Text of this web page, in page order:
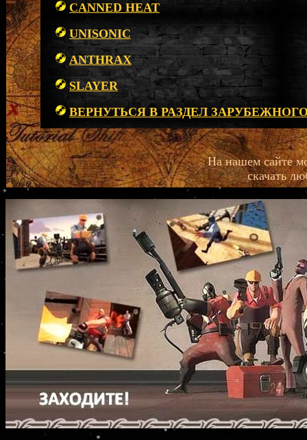
CANNED HEAT
UNISONIC
ANTHRAX
SLAYER
ВЕРНУТЬСЯ В РАЗДЕЛ
На нашем сайте
скачать